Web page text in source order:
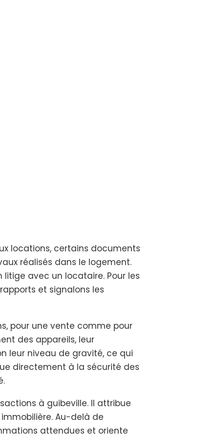
locations, certains documents
réalisés dans le logement.
avec un locataire. Pour les
et signalons les
pour une vente comme pour
des appareils, leur
leur niveau de gravité, ce qui
directement à la sécurité des
à guibeville. Il attribue
Au-delà de
attendues et oriente